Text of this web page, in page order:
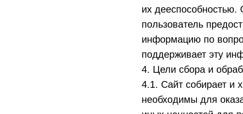
их дееспособностью.
пользователь
информацию по
поддерживает эту
4. Цели сбора и
4.1. Сайт собирает и
необходимы для